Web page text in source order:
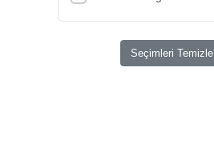
Seçimleri Temizle